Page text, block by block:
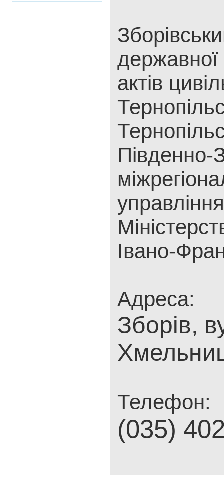
державної
актів
Південно-
управління
Івано-
Адреса:
Зборів,
Телефон:
(035)